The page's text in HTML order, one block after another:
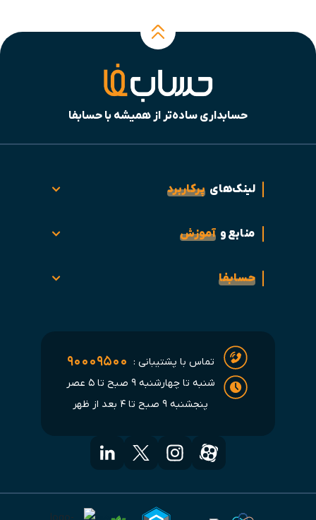
حسابداری ساده‌تر از همیشه با حسابفا
لینک‌های پرکاربرد
منابع و آموزش
حسابفا
تماس با پشتیبانی : ۹۰۰۰۹۵۰۰
شنبه تا چهارشنبه ۹ صبح تا ۵ عصر
پنجشنبه ۹ صبح تا ۴ بعد از ظهر